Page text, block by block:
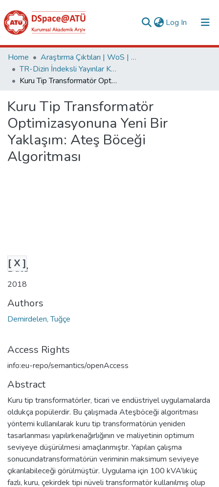
Log In (current)
Collections
All of DSpace
Analyze
Request/Question
Home
Araştırma Çıktıları | WoS | Scopus | TR-Dizin | PubMed
TR-Dizin İndeksli Yayınlar Koleksiyonu
Kuru Tip Transformatör Optimizasyonuna Yeni Bir Yaklaşım: Ateş Böceği Algoritması
Kuru Tip Transformatör
Optimizasyonuna Yeni Bir
Yaklaşım: Ateş Böceği
Algoritması
[ X ]
Date
2018
Authors
Demirdelen, Tuğçe
Access Rights
info:eu-repo/semantics/openAccess
Abstract
Kuru tip transformatörler, ticari ve endüstriyel uygulamalarda
oldukça popülerdir. Bu çalışmada Ateşböceği algoritması
yöntemi kullanılarak kuru tip transformatörün yeniden
tasarlanması yapılırkenağırlığının ve maliyetinin optimum
seviyeye düşürülmesi amaçlanmıştır. Yapılan çalışma
sonucundatransformatörün veriminin maksimum seviyeye
çıkarılabileceği görülmüştür. Uygulama için 100 kVA’lıküç
fazlı, kuru, çekirdek tipi nüveli transformatör kullanılmış olup